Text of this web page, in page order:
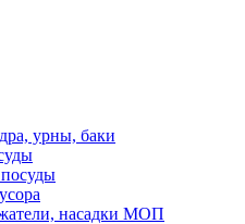
урны, баки
насадки МОП